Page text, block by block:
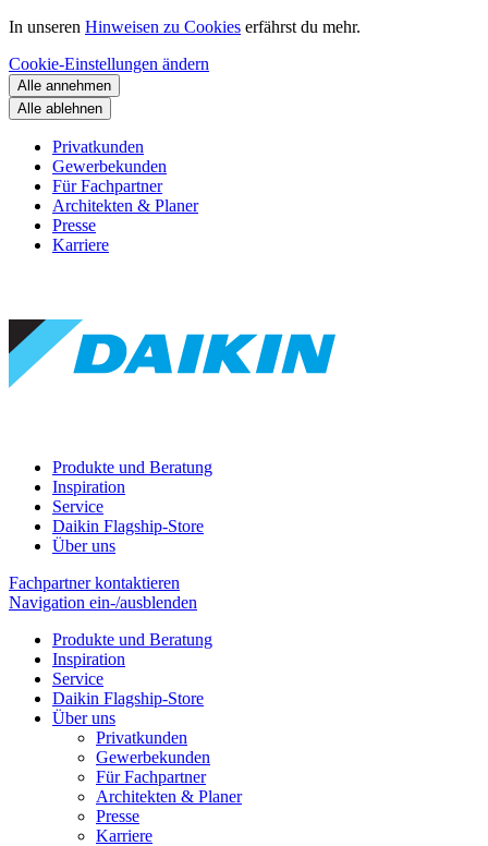
In unseren Hinweisen zu Cookies erfährst du mehr.
Cookie-Einstellungen ändern
Alle annehmen
Alle ablehnen
Privatkunden
Gewerbekunden
Für Fachpartner
Architekten & Planer
Presse
Karriere
Produkte und Beratung
Inspiration
Service
Daikin Flagship-Store
Über uns
Fachpartner kontaktieren
Navigation ein-/ausblenden
Produkte und Beratung
Inspiration
Service
Daikin Flagship-Store
Über uns
Privatkunden
Gewerbekunden
Für Fachpartner
Architekten & Planer
Presse
Karriere